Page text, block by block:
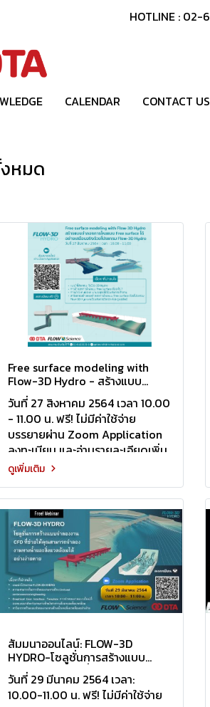
HOTLINE : 02-
CALENDAR CONTACT US
หมด
Free surface modeling with
Flow-3D Hydro - สร้างแบบ
จำลองการไหลแบบ Free surface
ได้อย่างเสมือนจริงด้วยโปรแกรม
Flow-3D Hydro
วันที่ 27 สิงหาคม 2564 เวลา 10.00
- 11.00 น. ฟรี! ไม่มีค่าใช้จ่าย
บรรยายผ่าน Zoom Application
ลงทะเบียน และอ่านรายละเอียดเพิ่ม
คลิก
ดูเพิ่มเติม
สัมมนาออนไลน์: FLOW-3D
HYDRO-โซลูชั่นการสร้างแบบ
จำลองงาน CFD ที่ช่วยให้คุณ
สามารถจำลองงานทางน้ำและสิ่ง
แวดล้อมได้อย่างง่ายดาย
วันที่ 29 มีนาคม 2564 เวลา:
10.00-11.00 น. ฟรี! ไม่มีค่าใช้จ่าย